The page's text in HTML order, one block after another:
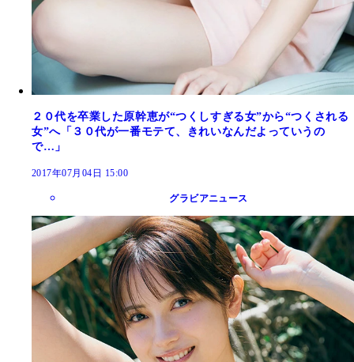
２０代を卒業した原幹恵が“つくしすぎる女”から“つくされる
女”へ「３０代が一番モテて、きれいなんだよっていうの
で…」
2017年07月04日 15:00
グラビアニュース